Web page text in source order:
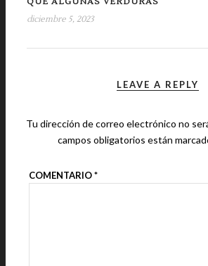
diciembre 5, 2023
LEAVE A REPLY
Tu dirección de correo electrónico no
campos obligatorios están
COMENTARIO*